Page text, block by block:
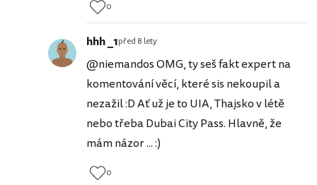
0
hhh _1před 8 lety
@niemandos OMG, ty seš fakt expert na
komentování věcí, které sis nekoupil a
nezažil :D Ať už je to UIA, Thajsko v létě
nebo třeba Dubai City Pass. Hlavně, že
mám názor ... :)
0